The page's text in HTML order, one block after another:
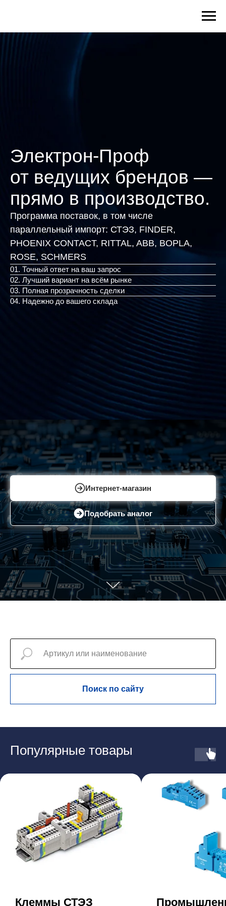
Электрон-Проф
от ведущих брендов —
прямо в производство.
Программа поставок, в том числе
параллельный импорт:
СТЭЗ, FINDER,
PHOENIX CONTACT, RITTAL, ABB, BOPLA, R
01. Точный ответ на ваш запрос
02. Лучший вариант на всём рынке
03. Полная прозрачность сделки
04. Надежно до вашего склада
Интернет-магазин
Подобрать аналог
Поиск по сайту
Популярные товары
Клеммы СТЭЗ